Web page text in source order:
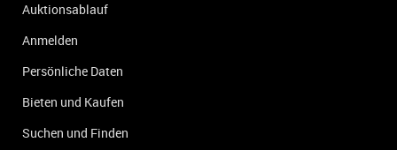
Auktionsablauf
Anmelden
Persönliche Daten
Bieten und Kaufen
Suchen und Finden